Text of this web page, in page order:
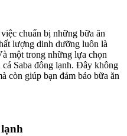
chuẩn bị những bữa ăn
lượng dinh dưỡng luôn là
một trong những lựa chọn
Saba đông lạnh. Đây không
còn giúp bạn đảm bảo bữa ăn